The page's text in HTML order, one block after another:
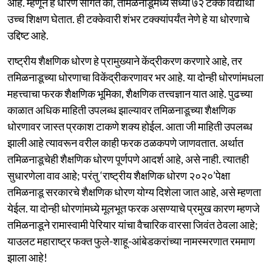
उच्च शिक्षण घेतात. ही टक्केवारी शंभर टक्क्यांपर्यंत नेणे हे या धोरणाचे
उद्दिष्ट आहे.
राष्ट्रीय शैक्षणिक धोरण हे प्रामुख्याने केंद्रीकरण करणारे आहे, तर
तमिळनाडूच्या धोरणाचा विकेंद्रीकरणावर भर आहे. या दोन्ही धोरणांमधला
महत्त्वाचा फरक शैक्षणिक भूमिका, शैक्षणिक तत्त्वज्ञान यात आहे. पुढच्या
काळात अधिक माहिती उपलब्ध झाल्यावर तमिळनाडूच्या शैक्षणिक
धोरणावर जास्त प्रकाश टाकणे शक्य होईल. आता जी माहिती उपलब्ध
झाली आहे त्यावरून वरील काही फरक ठळकपणे जाणवतात. अर्थात
तमिळनाडूचेही शैक्षणिक धोरण पूर्णपणे आदर्श आहे, असे नाही. त्यातही
सुधारणेला वाव आहे; परंतु ‘राष्ट्रीय शैक्षणिक धोरण २०२०’पेक्षा
तमिळनाडू सरकारचे शैक्षणिक धोरण योग्य दिशेला जात आहे, असे म्हणता
येईल. या दोन्ही धोरणांमध्ये मूलभूत फरक असण्याचे प्रमुख कारण म्हणजे
तमिळनाडूने रामास्वामी पेरियार यांचा वैचारिक वारसा जिवंत ठेवला आहे;
याउलट महाराष्ट्र फक्त फुले-शाहू-आंबेडकरांच्या नामस्मरणात रममाण
झाला आहे!